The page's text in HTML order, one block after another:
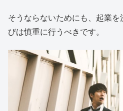
そうならないためにも、起業
びは慎重に行うべきです。